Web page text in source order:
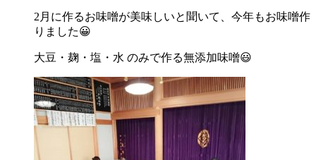
2月に作るお味噌が美味しいと聞いて、今年もお味噌作
りました😀
大豆・麹・塩・水 のみで作る無添加味噌😃